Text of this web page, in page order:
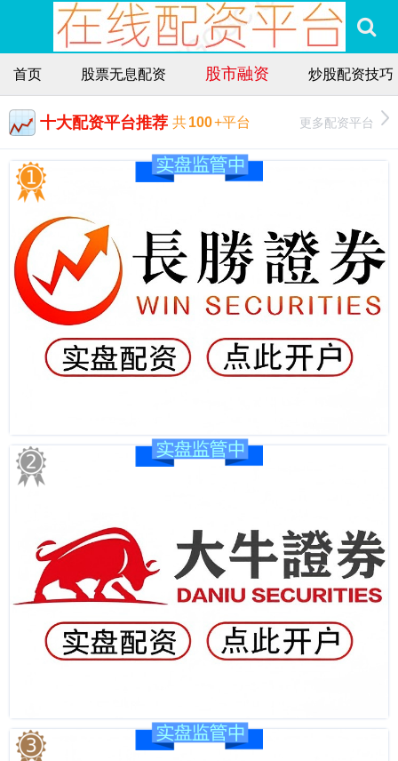
首页 股票无息配资 股市融资 炒股配资技巧
十大配资平台推荐 共100+平台 更多配资平台